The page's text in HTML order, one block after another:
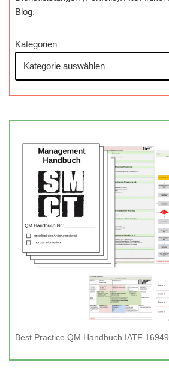
Blog.
Kategorien
Best Practice QM Handbuch IATF 16949